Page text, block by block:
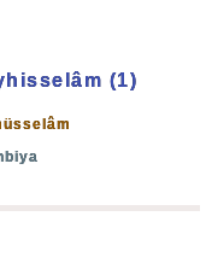
sürüp
edeceği
(1)